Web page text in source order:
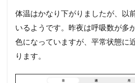
体温はかなり下がりましたが、以
いるようです。昨夜は呼吸数が多
色になっていますが、平常状態に
ります。